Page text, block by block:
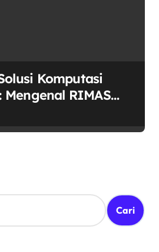
Komputasi
Mengenal RIMAS
Pusat Ekosistem